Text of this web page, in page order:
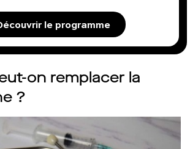
le programme
on remplacer la
?